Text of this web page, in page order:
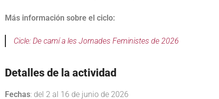
Más información sobre el ciclo:
Cicle: De camí a les Jornades Feministes de 2026
Detalles de la actividad
Fechas: del 2 al 16 de junio de 2026